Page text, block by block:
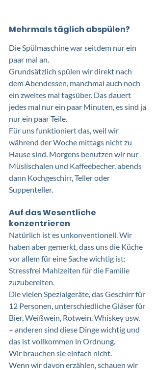
Mehrmals täglich abspülen?
Die Spülmaschine war seitdem nur ein
paar mal an.
Grundsätzlich spülen wir direkt nach
dem Abendessen, manchmal auch noch
ein zweites mal tagsüber. Das dauert
jedes mal nur ein paar Minuten, es sind ja
nur ein paar Teile.
Für uns funktioniert das, weil wir
während der Woche mittags nicht zu
Hause sind. Morgens benutzen wir nur
Müslischalen und Kaffeebecher, abends
dann Kochgeschirr, Teller oder
Suppenteller.
Auf das Wesentliche
konzentrieren
Natürlich ist es unkonventionell. Wir
haben aber gemerkt, dass uns die Küche
vor allem für eine Sache wichtig ist:
Stressfrei Mahlzeiten für die Familie
zuzubereiten.
Die vielen Spezialgeräte, das Geschirr für
12 Personen, unterschiedliche Gläser für
Bier, Weißwein, Rotwein, Whiskey usw.
– anderen sind diese Dinge wichtig und
das ist vollkommen in Ordnung.
Wir brauchen sie einfach nicht.
Wenn wir davon erzählen, schauen wir